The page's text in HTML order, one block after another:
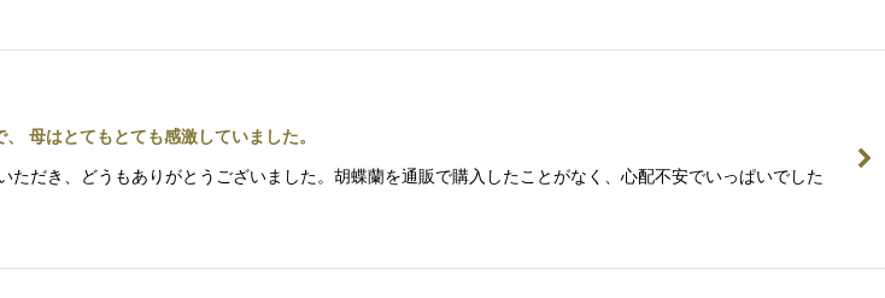
母はとてもとても感激していました。
だき、どうもありがとうございました。胡蝶蘭を通販で購入したことがなく、心配不安でいっぱいでした